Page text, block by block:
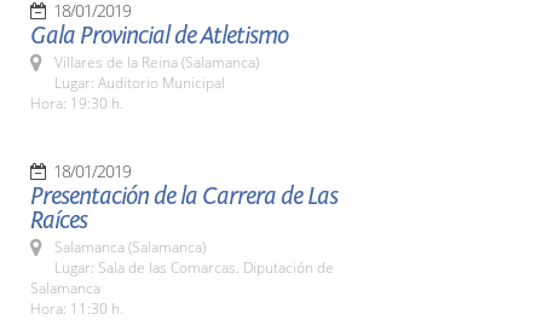
18/01/2019
Gala Provincial de Atletismo
Villares de la Reina (Salamanca)
Lugar: Auditorio Municipal
Hora: 19:30 h.
18/01/2019
Presentación de la Carrera de Las
Raíces
Salamanca (Salamanca)
Lugar: Sala de las Comarcas. Diputación de
Salamanca
Hora: 11:30 h.